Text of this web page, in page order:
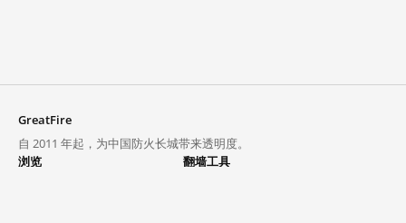
GreatFire
自 2011 年起，为中国防火长城带来透明度。
浏览
翻墙工具